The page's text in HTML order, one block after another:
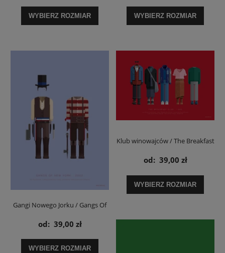
WYBIERZ ROZMIAR WYBIERZ ROZMIAR
Gangi Nowego Jorku / Gangs Of
New York / Amsterdam i Bill -
plakat
od: 39,00 zł
WYBIERZ ROZMIAR
Klub winowajców / The Breakfast
Club - plakat
od: 39,00 zł
WYBIERZ ROZMIAR